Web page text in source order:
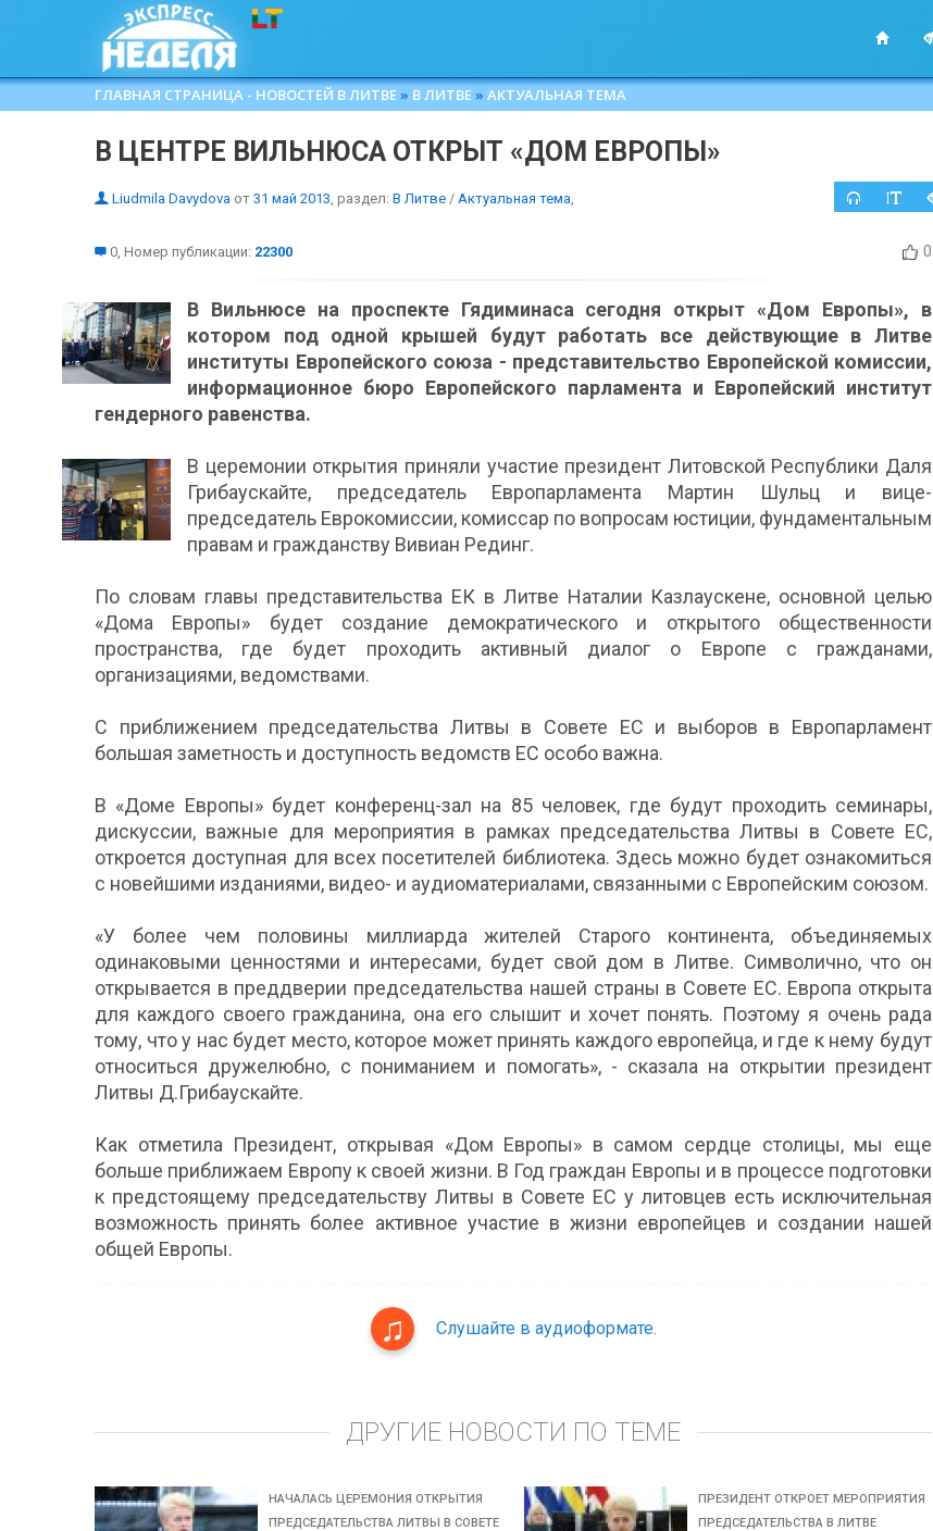
ГЛАВНАЯ СТРАНИЦА - НОВОСТЕЙ В ЛИТВЕ » В ЛИТВЕ » АКТУАЛЬНАЯ ТЕМА
В ЦЕНТРЕ ВИЛЬНЮСА ОТКРЫТ «ДОМ ЕВРОПЫ»
Liudmila Davydova от 31 май 2013, раздел: В Литве / Актуальная тема,
0, Номер публикации: 22300 0
В Вильнюсе на проспекте Гядиминаса сегодня открыт «Дом Европы», в
котором под одной крышей будут работать все действующие в Литве
институты Европейского союза - представительство Европейской комиссии,
информационное бюро Европейского парламента и Европейский институт
гендерного равенства.
В церемонии открытия приняли участие президент Литовской Республики Даля
Грибаускайте, председатель Европарламента Мартин Шульц и вице-
председатель Еврокомиссии, комиссар по вопросам юстиции, фундаментальным
правам и гражданству Вивиан Рединг.
По словам главы представительства ЕК в Литве Наталии Казлаускене, основной целью
«Дома Европы» будет создание демократического и открытого общественности
пространства, где будет проходить активный диалог о Европе с гражданами,
организациями, ведомствами.
С приближением председательства Литвы в Совете ЕС и выборов в Европарламент
большая заметность и доступность ведомств ЕС особо важна.
В «Доме Европы» будет конференц-зал на 85 человек, где будут проходить семинары,
дискуссии, важные для мероприятия в рамках председательства Литвы в Совете ЕС,
откроется доступная для всех посетителей библиотека. Здесь можно будет ознакомиться
с новейшими изданиями, видео- и аудиоматериалами, связанными с Европейским союзом.
«У более чем половины миллиарда жителей Старого континента, объединяемых
одинаковыми ценностями и интересами, будет свой дом в Литве. Символично, что он
открывается в преддверии председательства нашей страны в Совете ЕС. Европа открыта
для каждого своего гражданина, она его слышит и хочет понять. Поэтому я очень рада
тому, что у нас будет место, которое может принять каждого европейца, и где к нему будут
относиться дружелюбно, с пониманием и помогать», - сказала на открытии президент
Литвы Д.Грибаускайте.
Как отметила Президент, открывая «Дом Европы» в самом сердце столицы, мы еще
больше приближаем Европу к своей жизни. В Год граждан Европы и в процессе подготовки
к предстоящему председательству Литвы в Совете ЕС у литовцев есть исключительная
возможность принять более активное участие в жизни европейцев и создании нашей
общей Европы.
Слушайте в аудиоформате.
ДРУГИЕ НОВОСТИ ПО ТЕМЕ
НАЧАЛАСЬ ЦЕРЕМОНИЯ ОТКРЫТИЯ
ПРЕДСЕДАТЕЛЬСТВА ЛИТВЫ В СОВЕТЕ
ПРЕЗИДЕНТ ОТКРОЕТ МЕРОПРИЯТИЯ
ПРЕДСЕДАТЕЛЬСТВА В ЛИТВЕ